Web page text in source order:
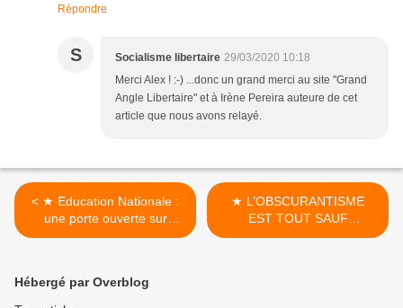
Répondre
S Socialisme libertaire 29/03/2020 10:18
Merci Alex ! :-) ...donc un grand merci au site "Grand
Angle Libertaire" et à Irène Pereira auteure de cet
article que nous avons relayé.
< ★ Education Nationale :
une porte ouverte sur
l’Armée
★ L’OBSCURANTISME
EST TOUT SAUF
RESPECTABLE >
Hébergé par Overblog